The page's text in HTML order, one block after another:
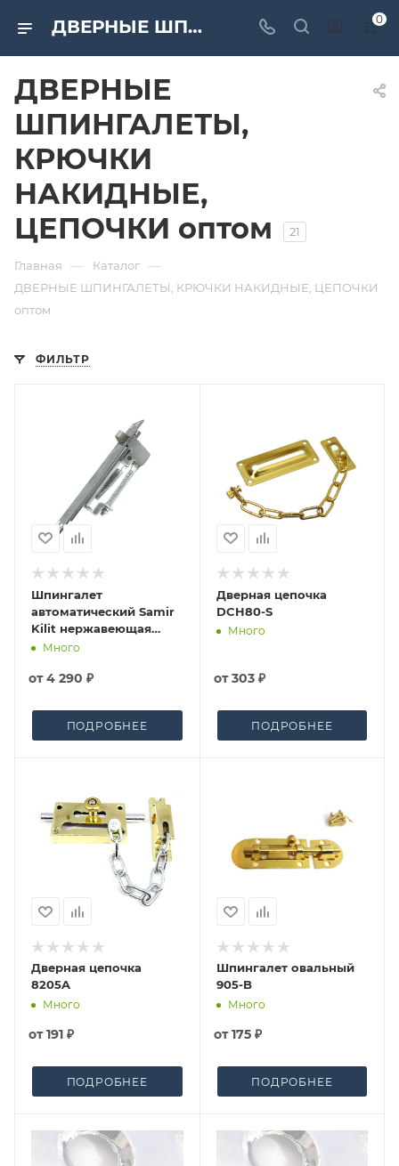
ДВЕРНЫЕ ШПИНГАЛЕТЫ, КРЮЧКИ НАКИДНЫЕ, ЦЕПОЧКИ оптом по низким ценам от компании «САМИР-КИЛИТ» 0
ДВЕРНЫЕ
ШПИНГАЛЕТЫ,
КРЮЧКИ
НАКИДНЫЕ,
ЦЕПОЧКИ оптом
21
Главная — Каталог —
ДВЕРНЫЕ ШПИНГАЛЕТЫ, КРЮЧКИ НАКИДНЫЕ, ЦЕПОЧКИ
оптом
ФИЛЬТР
Шпингалет
автоматический Samir
Kilit нержавеющая
сталь, планка 171*25 мм
Много
от4 290 ₽
ПОДРОБНЕЕ
Дверная цепочка
DCH80-S
Много
от303 ₽
ПОДРОБНЕЕ
Дверная цепочка
8205A
Много
от191 ₽
ПОДРОБНЕЕ
Шпингалет овальный
905-B
Много
от175 ₽
ПОДРОБНЕЕ